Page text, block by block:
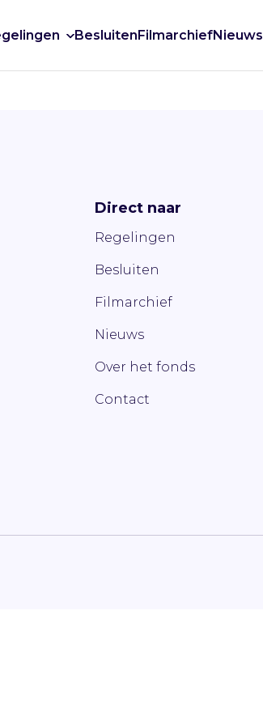
BesluitenFilmarchiefNieuws
Direct naar
Regelingen
Besluiten
Filmarchief
Nieuws
Over het fonds
Contact